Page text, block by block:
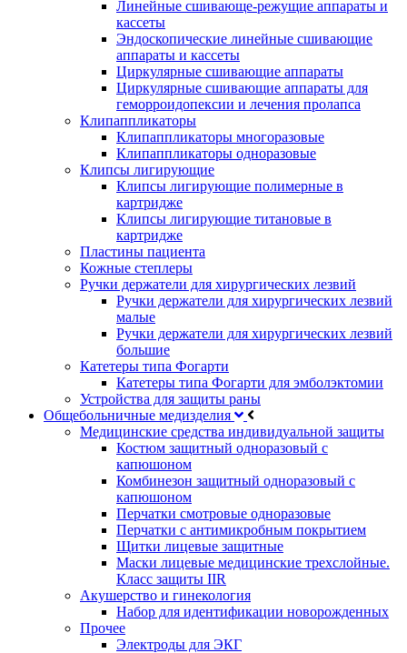
Линейные сшивающе-режущие аппараты и
кассеты
Эндоскопические линейные сшивающие
аппараты и кассеты
Циркулярные сшивающие аппараты
Циркулярные сшивающие аппараты для
геморроидопексии и лечения пролапса
Клипаппликаторы
Клипаппликаторы многоразовые
Клипаппликаторы одноразовые
Клипсы лигирующие
Клипсы лигирующие полимерные в
картридже
Клипсы лигирующие титановые в
картридже
Пластины пациента
Кожные степлеры
Ручки держатели для хирургических лезвий
Ручки держатели для хирургических лезвий
малые
Ручки держатели для хирургических лезвий
большие
Катетеры типа Фогарти
Катетеры типа Фогарти для эмболэктомии
Устройства для защиты раны
Общебольничные медизделия
Медицинские средства индивидуальной защиты
Костюм защитный одноразовый с
капюшоном
Комбинезон защитный одноразовый с
капюшоном
Перчатки смотровые одноразовые
Перчатки с антимикробным покрытием
Щитки лицевые защитные
Маски лицевые медицинские трехслойные.
Класс защиты IIR
Акушерство и гинекология
Набор для идентификации новорожденных
Прочее
Электроды для ЭКГ